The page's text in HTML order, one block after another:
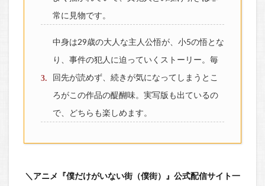
常に見物です。
中身は29歳の大人な主人公悟が、小5の悟とな
り、事件の犯人に迫っていくストーリー。毎
回先が読めず、続きが気になってしまうとこ
ろがこの作品の醍醐味。実写版も出ているの
で、どちらも楽しめます。
＼アニメ『僕だけがいない街（僕街）』公式配信サイト一